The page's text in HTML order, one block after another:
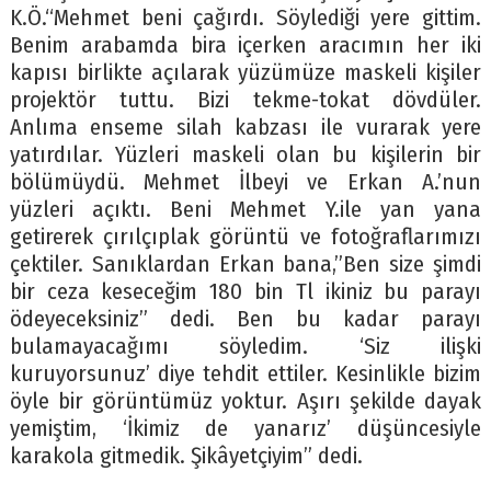
K.Ö.“Mehmet beni çağırdı. Söylediği yere gittim.
Benim arabamda bira içerken aracımın her iki
kapısı birlikte açılarak yüzümüze maskeli kişiler
projektör tuttu. Bizi tekme-tokat dövdüler.
Anlıma enseme silah kabzası ile vurarak yere
yatırdılar. Yüzleri maskeli olan bu kişilerin bir
bölümüydü. Mehmet İlbeyi ve Erkan A.’nun
yüzleri açıktı. Beni Mehmet Y.ile yan yana
getirerek çırılçıplak görüntü ve fotoğraflarımızı
çektiler. Sanıklardan Erkan bana,”Ben size şimdi
bir ceza keseceğim 180 bin Tl ikiniz bu parayı
ödeyeceksiniz” dedi. Ben bu kadar parayı
bulamayacağımı söyledim. ‘Siz ilişki
kuruyorsunuz’ diye tehdit ettiler. Kesinlikle bizim
öyle bir görüntümüz yoktur. Aşırı şekilde dayak
yemiştim, ‘İkimiz de yanarız’ düşüncesiyle
karakola gitmedik. Şikâyetçiyim” dedi.